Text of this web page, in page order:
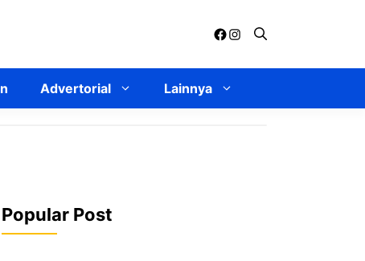
Facebook
Instagram
Advertorial Lainnya
Popular Post